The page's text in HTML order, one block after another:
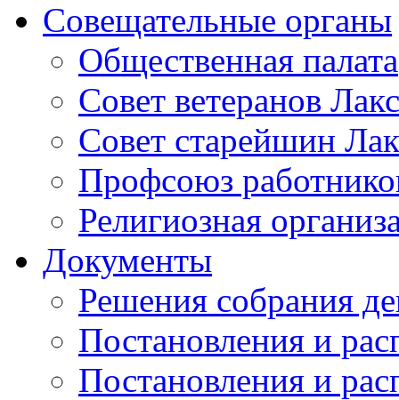
Совещательные органы
Общественная палата
Совет ветеранов
Совет старейшин
Профсоюз
Религиозная
Документы
Решения собрания
Постановления и
Постановления и